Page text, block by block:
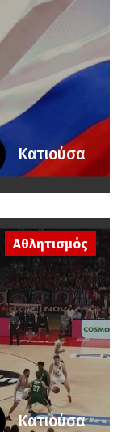
Κατιούσα
Αθλητισμός
Κατιούσα